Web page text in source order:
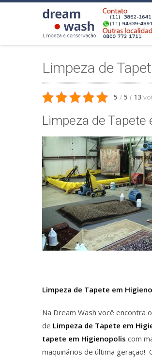
Limpeza de
5 / 5 ( 13
Limpeza de
Limpeza de Tapete em
Na Dream Wash você encontra
de Limpeza de Tapete em
tapete em Higienopolis com
maquinários de última geração!